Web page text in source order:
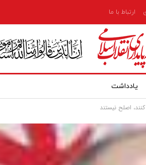
ارتباط با ما
یادداشت
اصلح نیستند